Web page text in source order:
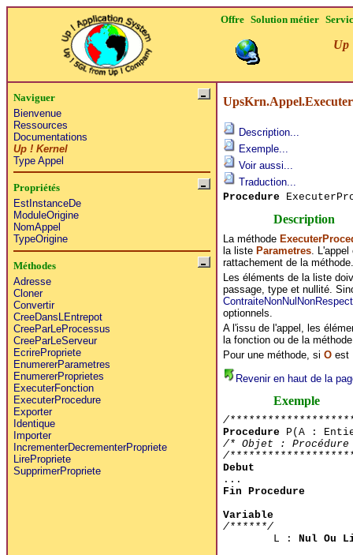
Offre Solution métier
Up
Naviguer
Bienvenue
Ressources
Documentations
Up ! Kernel
Type Appel
Propriétés
EstInstanceDe
ModuleOrigine
NomAppel
TypeOrigine
Méthodes
Adresse
Cloner
Convertir
CreeDansLEntrepot
CreeParLeProcessus
CreeParLeServeur
EcrirePropriete
EnumererParametres
EnumererProprietes
ExecuterFonction
ExecuterProcedure
Exporter
Identique
Importer
IncrementerDecrementerPropriete
LirePropriete
SupprimerPropriete
Description...
Exemple...
Voir aussi...
Traduction...
Procedure
Description
La méthode
la liste Parametres. L'appel
rattachement de la méthode.
Les éléments de la liste
passage, type et nullité.
optionnels.
A l'issu de l'appel, les
la fonction ou de la
Pour une méthode, si Oest
Revenir en haut de la
Exemple
/
ProcedureP(A :
/* Objet : Procédure
/
Debut
...
Fin Procedure
Variable
/******/
L : Nul Ou